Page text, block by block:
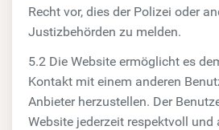
Recht vor, dies der Polizei oder
Justizbehörden zu melden.
5.2 Die Website ermöglicht es
Kontakt mit einem anderen
Anbieter herzustellen. Der
Website jederzeit respektvoll und